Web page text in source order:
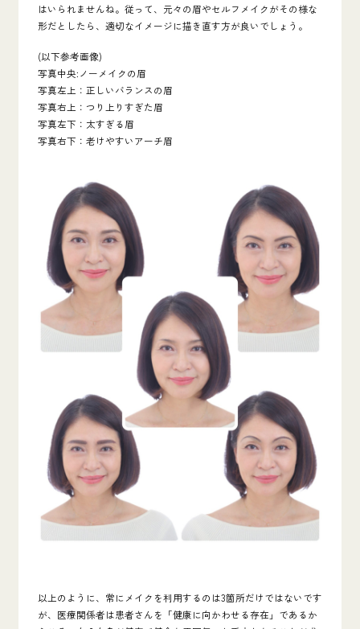
はいられませんね。従って、元々の眉やセルフメイクがその様な
形だとしたら、適切なイメージに描き直す方が良いでしょう。
(以下参考画像)
写真中央:ノーメイクの眉
写真左上：正しいバランスの眉
写真右上：つり上りすぎた眉
写真左下：太すぎる眉
写真右下：老けやすいアーチ眉
以上のように、常にメイクを利用するのは3箇所だけではないです
が、医療関係者は患者さんを「健康に向かわせる存在」であるか